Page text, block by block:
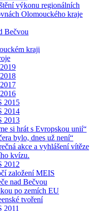
výkonu regionálních
Olomouckého kraje
Bečvou
kraji
2015
2014
2013
si hrát s Evropskou unií“
bylo, dnes už není“
akce a vyhlášení vítěze
kvízu.
2012
založení MEIS
nad Bečvou
po zemích EU
tvoření
2011